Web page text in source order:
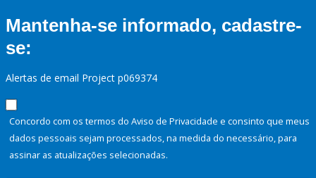
Mantenha-se informado, cadastre-
se:
Alertas de email Project p069374
Concordo com os termos do Aviso de Privacidade e consinto que meus
dados pessoais sejam processados, na medida do necessário, para
assinar as atualizações selecionadas.